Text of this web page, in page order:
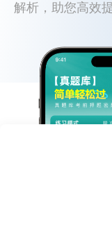
解析，助您高效